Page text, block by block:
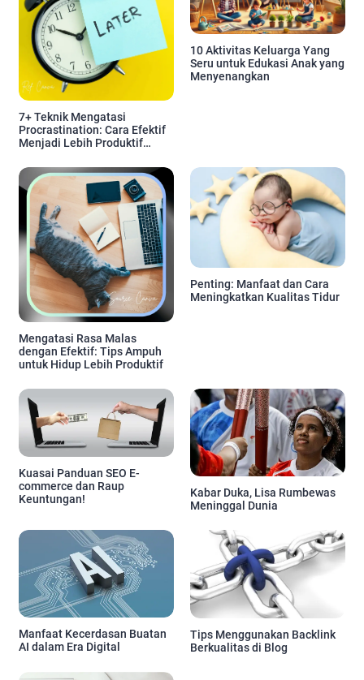
7+ Teknik Mengatasi
Procrastination: Cara Efektif
Menjadi Lebih Produktif
10 Aktivitas Keluarga Yang
Seru untuk Edukasi Anak yang
Menyenangkan
Mengatasi Rasa Malas
dengan Efektif: Tips Ampuh
untuk Hidup Lebih Produktif
Penting: Manfaat dan Cara
Meningkatkan Kualitas Tidur
Kuasai Panduan SEO E-
commerce dan Raup
Keuntungan!
Kabar Duka, Lisa Rumbewas
Meninggal Dunia
Manfaat Kecerdasan Buatan
AI dalam Era Digital
Tips Menggunakan Backlink
Berkualitas di Blog